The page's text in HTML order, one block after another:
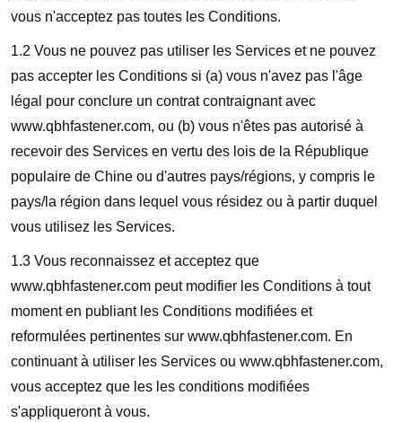
vous n'acceptez pas toutes les Conditions.
1.2 Vous ne pouvez pas utiliser les Services et ne pouvez
pas accepter les Conditions si (a) vous n'avez pas l'âge
légal pour conclure un contrat contraignant avec
www.qbhfastener.com, ou (b) vous n'êtes pas autorisé à
recevoir des Services en vertu des lois de la République
populaire de Chine ou d'autres pays/régions, y compris le
pays/la région dans lequel vous résidez ou à partir duquel
vous utilisez les Services.
1.3 Vous reconnaissez et acceptez que
www.qbhfastener.com peut modifier les Conditions à tout
moment en publiant les Conditions modifiées et
reformulées pertinentes sur www.qbhfastener.com. En
continuant à utiliser les Services ou www.qbhfastener.com,
vous acceptez que les les conditions modifiées
s'appliqueront à vous.